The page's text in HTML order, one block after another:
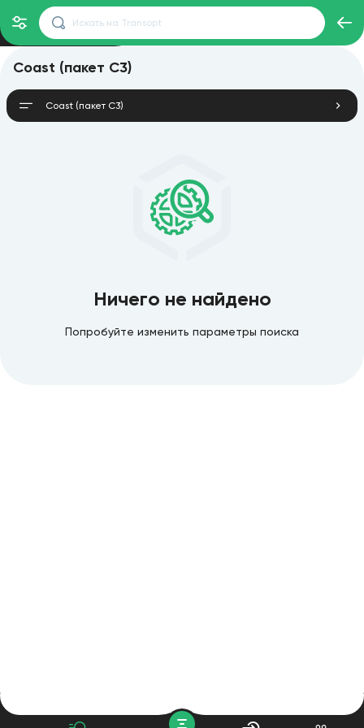
Coast (пакет C3)
Coast (пакет C3)
Ничего не найдено
Попробуйте изменить параметры поиска